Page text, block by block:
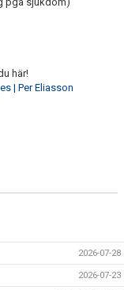
här!
| Per Eliasson
2026-07-28
2026-07-23